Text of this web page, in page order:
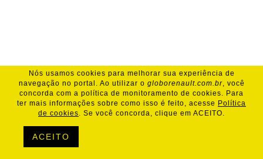
Nós usamos cookies para melhorar sua experiência de
navegação no portal. Ao utilizar o globorenault.com.br, você
concorda com a política de monitoramento de cookies. Para
ter mais informações sobre como isso é feito, acesse Política
de cookies. Se você concorda, clique em ACEITO.
ACEITO